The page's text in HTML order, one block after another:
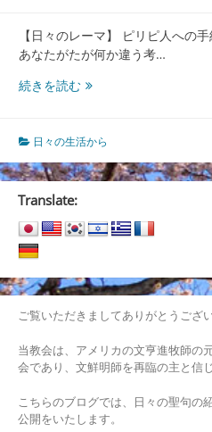
【日々のレーマ】 ピリピ人への
あなたがたが何か違う考…
続きを読むあ
が
た
が
違
え
方
を
し
て
る
な
日々の生活から
Translate:
ご覧いただきましてありがとうござい
当教会は、アメリカの文亨進牧師の
会であり、文鮮明師を再臨の主と信
こちらのブログでは、日々の聖句の
公開をいたします。